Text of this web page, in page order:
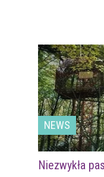
NEWS
Niezwykła